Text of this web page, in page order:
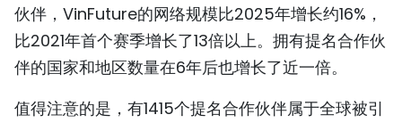
РУССКИЙ
ESPAÑOL
伙伴，VinFuture的网络规模比2025年增长约16%，
比2021年首个赛季增长了13倍以上。拥有提名合作伙
伴的国家和地区数量在6年后也增长了近一倍。
值得注意的是，有1415个提名合作伙伴属于全球被引